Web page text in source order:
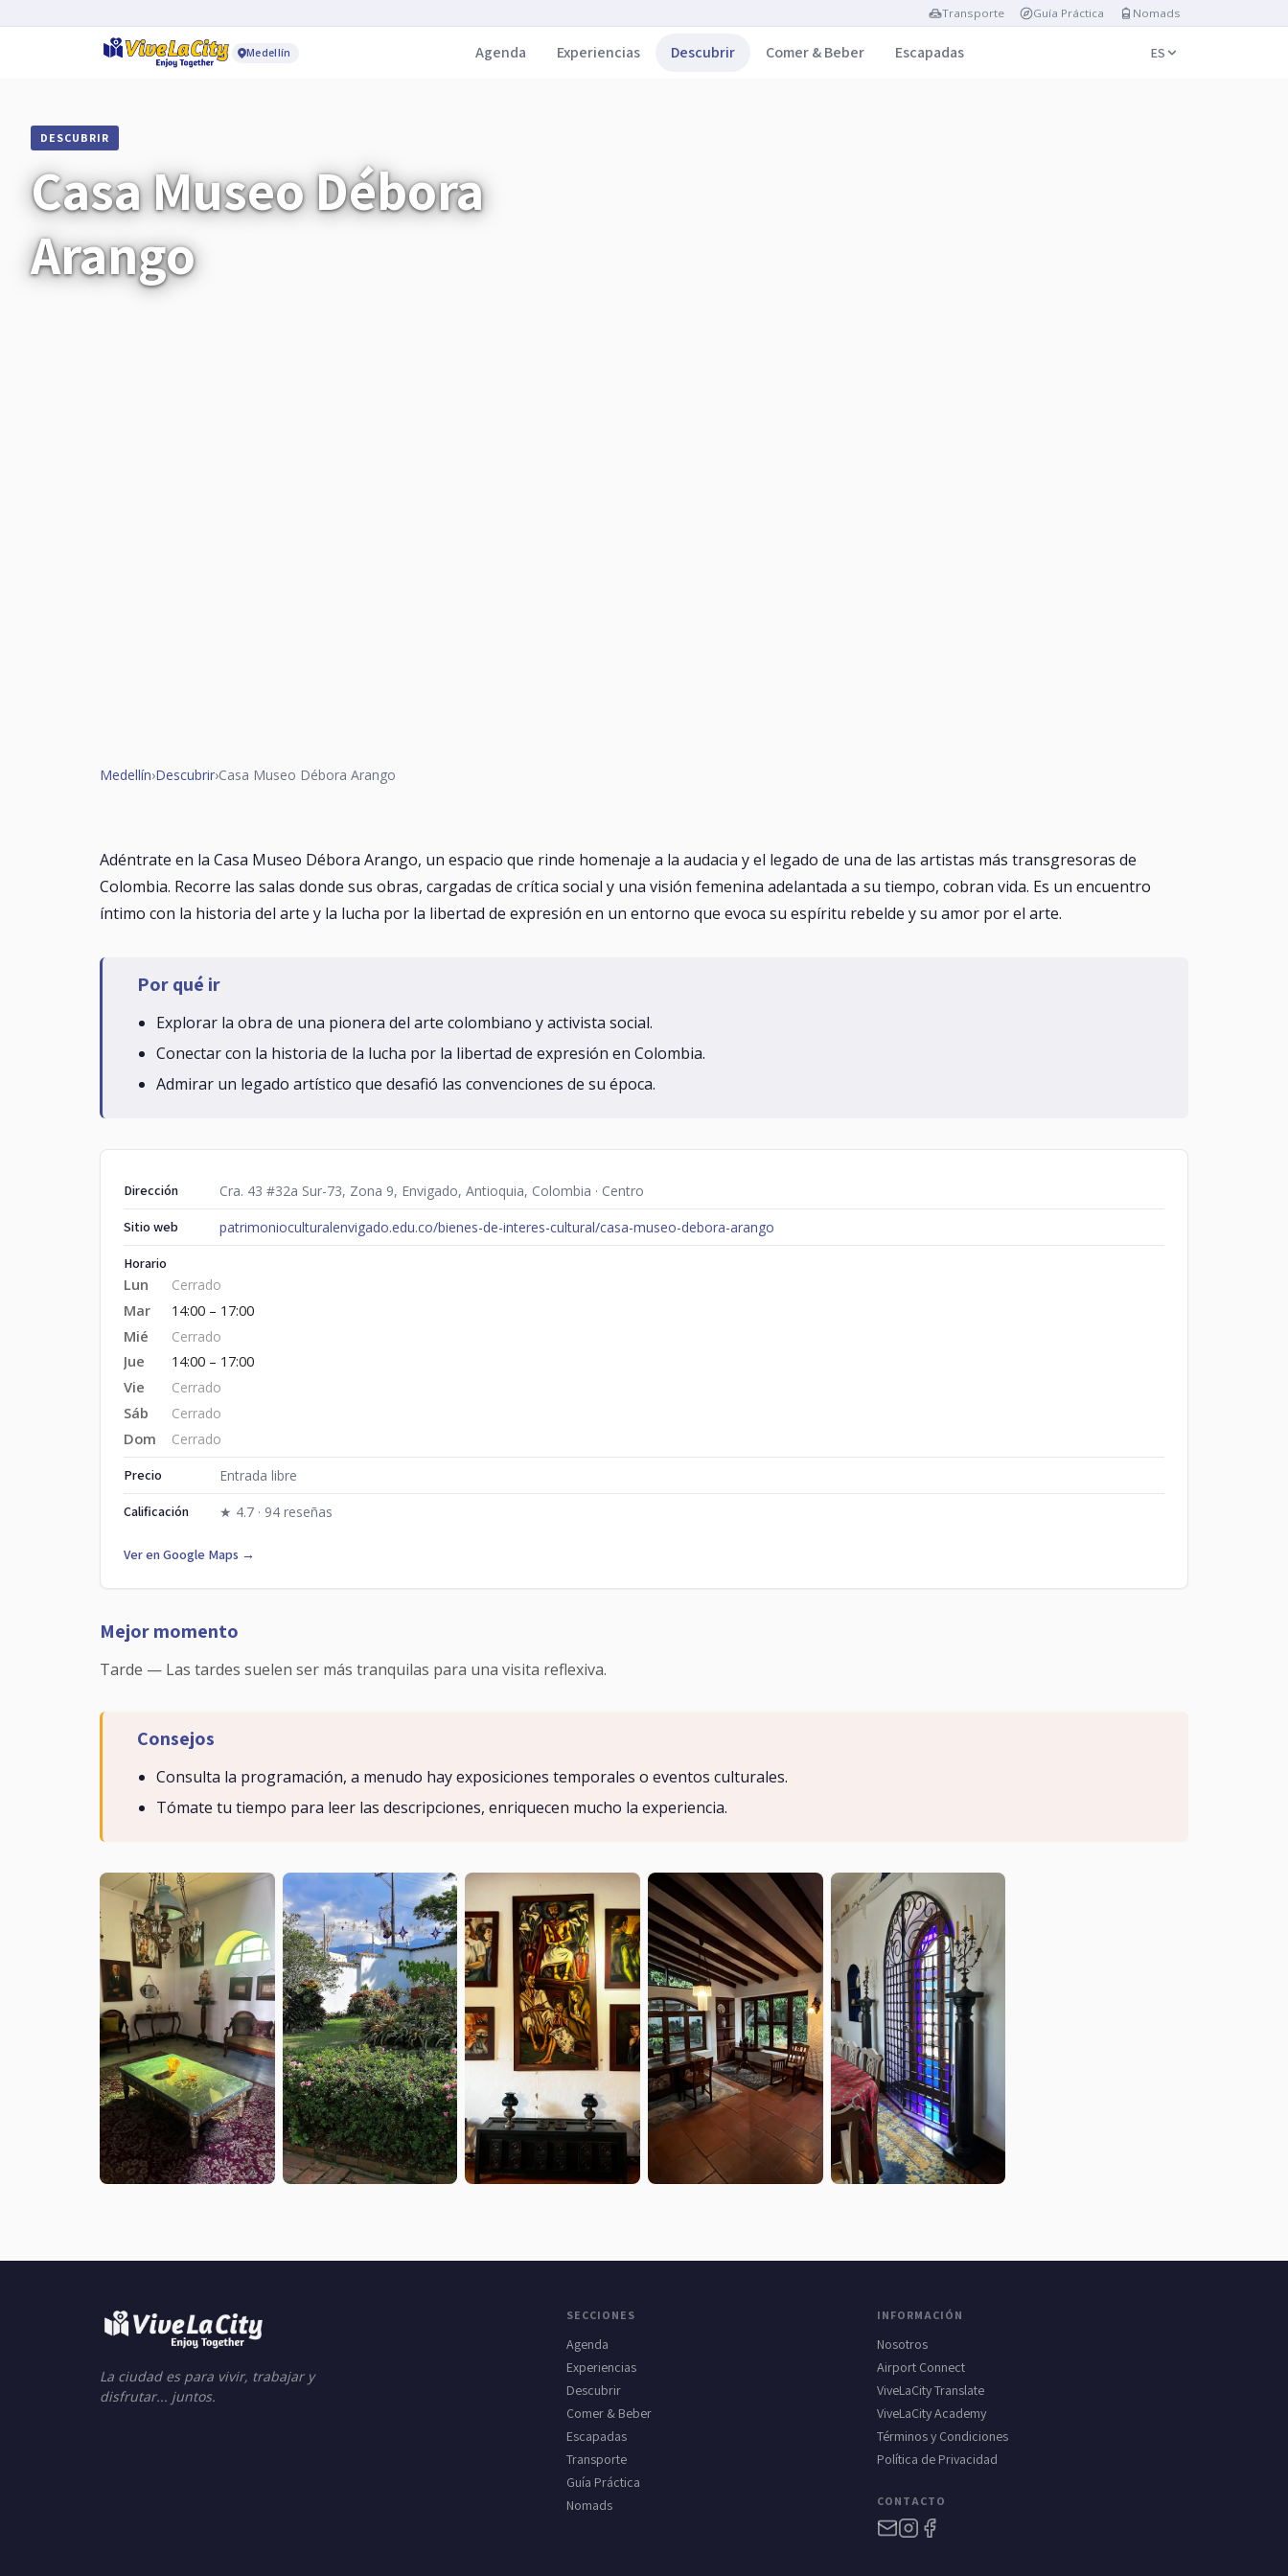
Transporte Guía Práctica Nomads
Medellín Agenda Experiencias Descubrir Comer & Beber Escapadas ES
DESCUBRIR
Casa Museo Débora
Arango
Medellín›Descubrir›Casa Museo Débora Arango
Adéntrate en la Casa Museo Débora Arango, un espacio que rinde homenaje a la audacia y el legado de una de las artistas más transgresoras de
Colombia. Recorre las salas donde sus obras, cargadas de crítica social y una visión femenina adelantada a su tiempo, cobran vida. Es un encuentro
íntimo con la historia del arte y la lucha por la libertad de expresión en un entorno que evoca su espíritu rebelde y su amor por el arte.
Por qué ir
Explorar la obra de una pionera del arte colombiano y activista social.
Conectar con la historia de la lucha por la libertad de expresión en Colombia.
Admirar un legado artístico que desafió las convenciones de su época.
Dirección Cra. 43 #32a Sur-73, Zona 9, Envigado, Antioquia, Colombia · Centro
Sitio web patrimonioculturalenvigado.edu.co/bienes-de-interes-cultural/casa-museo-debora-arango
Horario
Lun Cerrado
Mar
14:00 – 17:00
Mié
Cerrado
Jue
14:00 – 17:00
Vie
Cerrado
Sáb Cerrado
Dom Cerrado
Precio Entrada libre
Calificación ★ 4.7 · 94 reseñas
Ver en Google Maps →
Mejor momento
Tarde — Las tardes suelen ser más tranquilas para una visita reflexiva.
Consejos
Consulta la programación, a menudo hay exposiciones temporales o eventos culturales.
Tómate tu tiempo para leer las descripciones, enriquecen mucho la experiencia.
La ciudad es para vivir, trabajar y
disfrutar... juntos.
SECCIONES
Agenda
Experiencias
Descubrir
Comer & Beber
Escapadas
Transporte
Guía Práctica
Nomads
INFORMACIÓN
Nosotros
Airport Connect
ViveLaCity Translate
ViveLaCity Academy
Términos y Condiciones
Política de Privacidad
CONTACTO